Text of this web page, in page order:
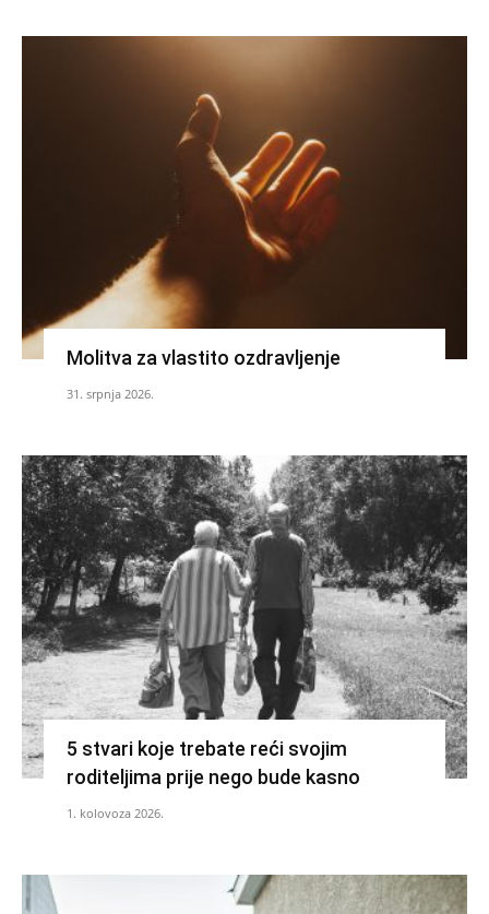
Molitva za vlastito ozdravljenje
31. srpnja 2026.
5 stvari koje trebate reći svojim
roditeljima prije nego bude kasno
1. kolovoza 2026.